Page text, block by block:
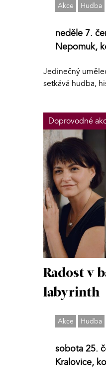
Akce Hudba
neděle 7.
Nepomuk,
Jedinečný
setkává hudba,
Doprovodné
Radost v
labyrinth
Akce Hudba
sobota 25.
Kralovice,